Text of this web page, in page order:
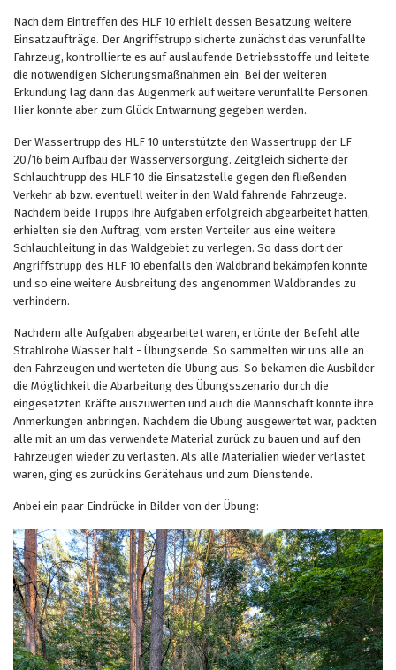
Nach dem Eintreffen des HLF 10 erhielt dessen Besatzung weitere
Einsatzaufträge. Der Angriffstrupp sicherte zunächst das verunfallte
Fahrzeug, kontrollierte es auf auslaufende Betriebsstoffe und leitete
die notwendigen Sicherungsmaßnahmen ein. Bei der weiteren
Erkundung lag dann das Augenmerk auf weitere verunfallte Personen.
Hier konnte aber zum Glück Entwarnung gegeben werden.
Der Wassertrupp des HLF 10 unterstützte den Wassertrupp der LF
20/16 beim Aufbau der Wasserversorgung. Zeitgleich sicherte der
Schlauchtrupp des HLF 10 die Einsatzstelle gegen den fließenden
Verkehr ab bzw. eventuell weiter in den Wald fahrende Fahrzeuge.
Nachdem beide Trupps ihre Aufgaben erfolgreich abgearbeitet hatten,
erhielten sie den Auftrag, vom ersten Verteiler aus eine weitere
Schlauchleitung in das Waldgebiet zu verlegen. So dass dort der
Angriffstrupp des HLF 10 ebenfalls den Waldbrand bekämpfen konnte
und so eine weitere Ausbreitung des angenommen Waldbrandes zu
verhindern.
Nachdem alle Aufgaben abgearbeitet waren, ertönte der Befehl alle
Strahlrohe Wasser halt - Übungsende. So sammelten wir uns alle an
den Fahrzeugen und werteten die Übung aus. So bekamen die Ausbilder
die Möglichkeit die Abarbeitung des Übungsszenario durch die
eingesetzten Kräfte auszuwerten und auch die Mannschaft konnte ihre
Anmerkungen anbringen. Nachdem die Übung ausgewertet war, packten
alle mit an um das verwendete Material zurück zu bauen und auf den
Fahrzeugen wieder zu verlasten. Als alle Materialien wieder verlastet
waren, ging es zurück ins Gerätehaus und zum Dienstende.
Anbei ein paar Eindrücke in Bilder von der Übung: